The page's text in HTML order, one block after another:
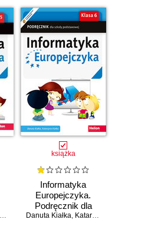
książka
Informatyka
Europejczyka.
Podręcznik dla
szkoły
Danuta Kiałka, Katarzyna Kiałka